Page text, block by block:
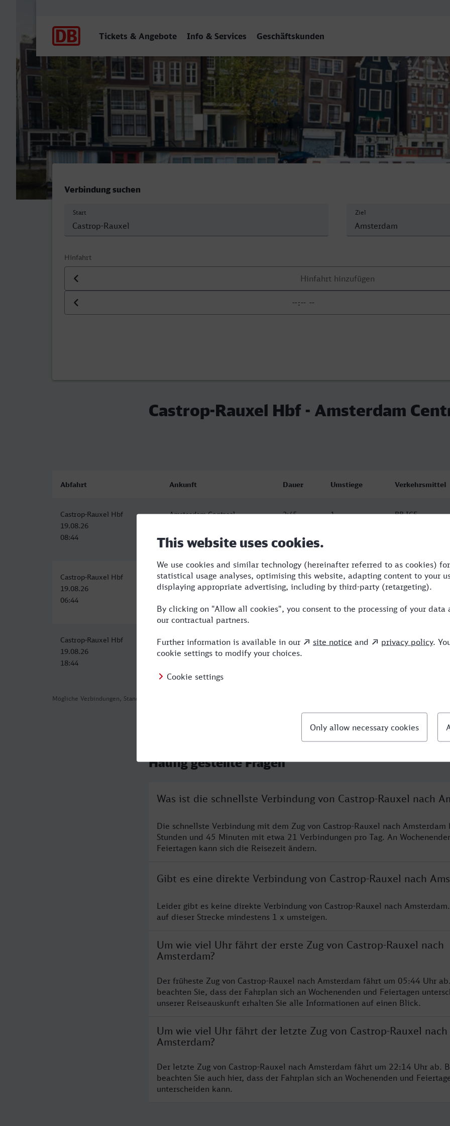
Tickets & Angebote Info & Services Geschäftskunden
Castrop-Rauxel Hbf - Amsterdam Centraal
Verbindung suchen
Start Ziel
Hinfahrt
Datum der Hinfahrt
Uhrzeit der Hinfahrt
Castrop-Rauxel Hbf - Amsterdam
Mögliche Verbindungen, Stand: 2026-08-05 08:51
Abfahrt Ankunft Dauer Umstiege Verkehrsmittel
Castrop-Rauxel Hbf
19.08.26
08:44
Amsterdam Centraal
11:29
2:45 1 RB,ICE
Castrop-Rauxel Hbf
19.08.26
06:44
Amsterdam Centraal
19.08.26
2:48 1 RB,ICE
Castrop-Rauxel Hbf
19.08.26
18:44
Amsterdam Centraal
19.08.26
2:45 1 RB,ICE
Häufig gestellte Fragen
Was ist die schnellste Verbindung von Castrop-Rauxel nach
Die schnellste Verbindung mit dem Zug von Castrop-Rauxel nach Amsterdam
Stunden und 45 Minuten mit etwa 21 Verbindungen pro Tag. An
Feiertagen kann sich die Reisezeit ändern.
Gibt es eine direkte Verbindung von Castrop-Rauxel nach
Leider gibt es keine direkte Verbindung von Castrop-Rauxel nach Amsterdam.
auf dieser Strecke mindestens 1 x umsteigen.
Um wie viel Uhr fährt der erste Zug von Castrop-Rauxel nach
Amsterdam?
Der früheste Zug von Castrop-Rauxel nach Amsterdam fährt um 05:44 Uhr
beachten Sie, dass der Fahrplan sich an Wochenenden und Feiertagen
unserer Reiseauskunft erhalten Sie alle Informationen auf einen Blick.
Um wie viel Uhr fährt der letzte Zug von Castrop-Rauxel nach
Amsterdam?
Der letzte Zug von Castrop-Rauxel nach Amsterdam fährt um 22:14 Uhr ab.
beachten Sie auch hier, dass der Fahrplan sich an Wochenenden und
unterscheiden kann.